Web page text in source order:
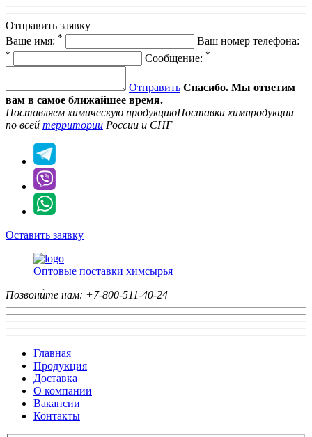
Отправить заявку
Ваше имя: * Ваш номер телефона:
* Сообщение: *
Отправить Спасибо. Мы ответим
вам в самое ближайшее время.
Поставляем химическую продукциюПоставки химпродукции
по всей территории России и СНГ
Оставить заявку
Оптовые поставки химсырья
Позвони́те нам: +7-800-511-40-24
Главная
Продукция
Доставка
О компании
Вакансии
Контакты